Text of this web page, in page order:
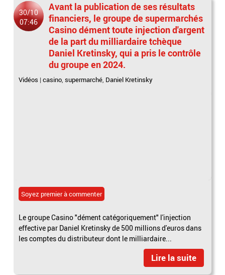
30/10
07:46
Avant la publication de ses résultats
financiers, le groupe de supermarchés
Casino dément toute injection d'argent
de la part du milliardaire tchèque
Daniel Kretinsky, qui a pris le contrôle
du groupe en 2024.
Vidéos |casino,supermarché, Daniel Kretinsky
Soyez premier à commenter
Le groupe Casino "dément catégoriquement" l'injection
effective par Daniel Kretinsky de 500 millions d'euros dans
les comptes du distributeur dont le milliardaire...
Lire la suite